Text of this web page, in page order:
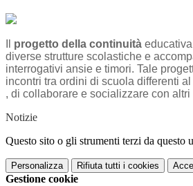
progetto della continuità
diverse strutture scolastiche e
interrogativi ansie e timori. Tale
incontri tra ordini di scuola differenti
, di collaborare e socializzare con
Notizie
Questo sito o gli strumenti terzi da
Personalizza Rifiuta tutti i cookies
Gestione cookie